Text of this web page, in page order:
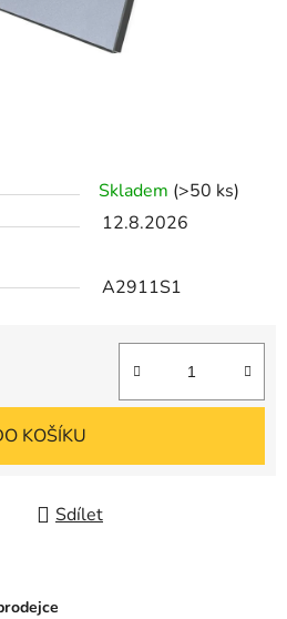
Skladem (>50 ks)
12.8.2026
A2911S1
KOŠÍKU
Sdílet